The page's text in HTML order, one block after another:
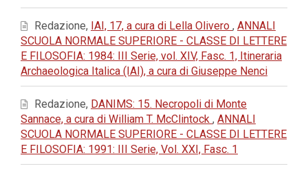
Redazione, IAI, 17, a cura di Lella Olivero , ANNALI
SCUOLA NORMALE SUPERIORE - CLASSE DI LETTERE
E FILOSOFIA: 1984: III Serie, vol. XIV, Fasc. 1, Itineraria
Archaeologica Italica (IAI), a cura di Giuseppe Nenci
Redazione, DANIMS: 15. Necropoli di Monte
Sannace, a cura di William T. McClintock , ANNALI
SCUOLA NORMALE SUPERIORE - CLASSE DI LETTERE
E FILOSOFIA: 1991: III Serie, Vol. XXI, Fasc. 1